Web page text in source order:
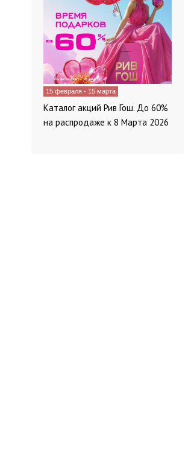
15 февраля - 15 марта
Каталог акций Рив Гош. До 60%
на распродаже к 8 Марта 2026